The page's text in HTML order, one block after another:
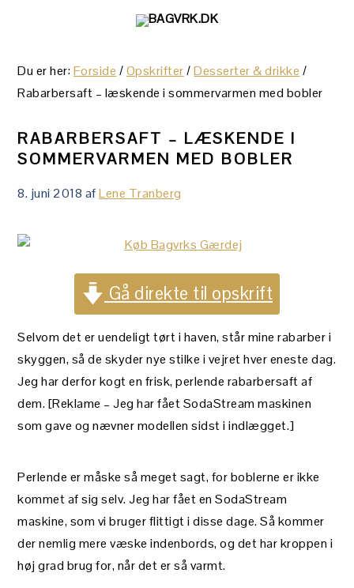
primær
navigation
primær
sidebar
Du er her:Forside /Opskrifter / Desserter & drikke /
Rabarbersaft – læskende i sommervarmen med bobler
RABARBERSAFT – LÆSKENDE I
SOMMERVARMEN MED BOBLER
8. juni 2018 afLene Tranberg
Gå direkte til opskrift
Selvom det er uendeligt tørt i haven, står mine rabarber i
skyggen, så de skyder nye stilke i vejret hver eneste dag.
Jeg har derfor kogt en frisk, perlende rabarbersaft af
dem. [Reklame – Jeg har fået SodaStream maskinen
som gave og nævner modellen sidst i indlægget.]
Perlende er måske så meget sagt, for boblerne er ikke
kommet af sig selv. Jeg har fået en SodaStream
maskine, som vi bruger flittigt i disse dage. Så kommer
der nemlig mere væske indenbords, og det har kroppen i
høj grad brug for, når det er så varmt.